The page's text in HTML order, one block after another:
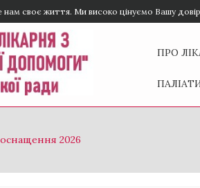
своє життя. Ми високо цінуємо Вашу
ПРО
2026